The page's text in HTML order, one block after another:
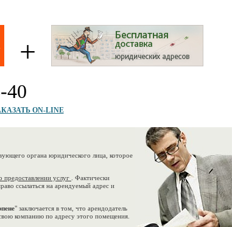
+
40
ON-LINE
органа юридического лица, которое
предоставлении услуг
. Фактически
ссылаться на арендуемый адрес и
" заключается в том, что арендодатель
компанию по адресу этого помещения.